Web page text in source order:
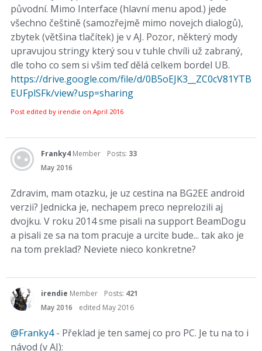
původní. Mimo Interface (hlavní menu apod.) jede
všechno češtině (samozřejmě mimo novejch dialogů),
zbytek (většina tlačítek) je v AJ. Pozor, některý mody
upravujou stringy který sou v tuhle chvíli už zabraný,
dle toho co sem si všim teď dělá celkem bordel UB.
https://drive.google.com/file/d/0B5oEJK3__ZC0cV81YTB
EUFplSFk/view?usp=sharing
Post edited by irendie on April 2016
Franky4 Member Posts: 33
May 2016
Zdravim, mam otazku, je uz cestina na BG2EE android
verzii? Jednicka je, nechapem preco neprelozili aj
dvojku. V roku 2014 sme pisali na support BeamDogu
a pisali ze sa na tom pracuje a urcite bude... tak ako je
na tom preklad? Neviete nieco konkretne?
irendie Member Posts: 421
May 2016
edited May 2016
@Franky4- Překlad je ten samej co pro PC. Je tu na to i
návod (v AJ):